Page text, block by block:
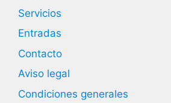
Servicios
Entradas
Contacto
Aviso legal
Condiciones generales